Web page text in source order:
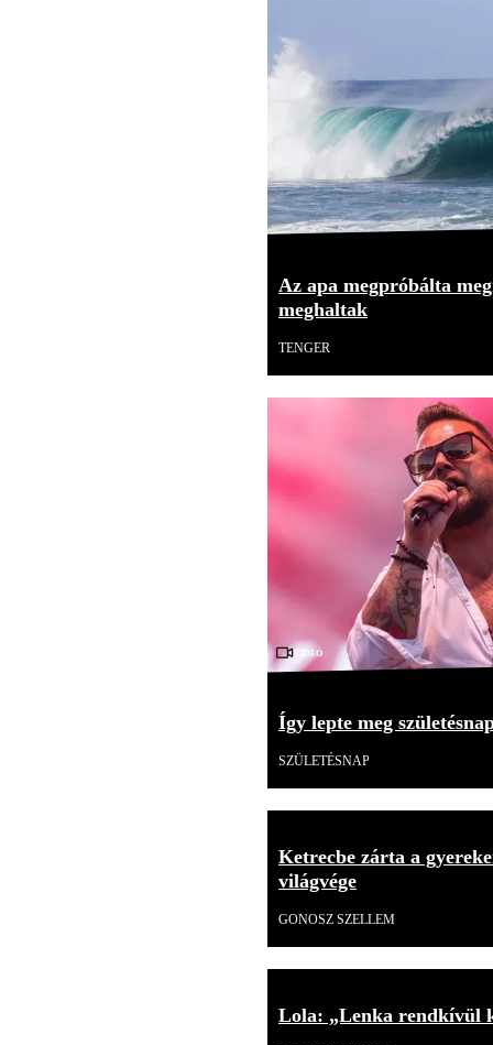
Az apa megpróbálta
meghaltak
TENGER
Videó
Így lepte meg
SZÜLETÉSNAP
Ketrecbe zárta a
világvége
GONOSZ SZELLEM
Lola: „Lenka rendkívül